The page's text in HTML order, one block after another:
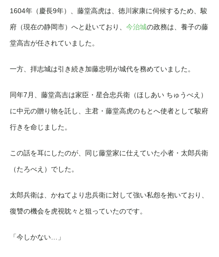
1604年（慶長9年）、藤堂高虎は、徳川家康に伺候するため、駿
府（現在の静岡市）へと赴いており、 今治城の政務は、養子の藤
堂高吉が任されていました。
一方、拝志城は引き続き加藤忠明が城代を務めていました。
同年7月、藤堂高吉は家臣・星合忠兵衛（ほしあい ちゅうべえ）
に中元の贈り物を託し、主君・藤堂高虎のもとへ使者として駿府
行きを命じました。
この話を耳にしたのが、同じ藤堂家に仕えていた小者・太郎兵衛
（たろべえ）でした。
太郎兵衛は、かねてより忠兵衛に対して強い私怨を抱いており、
復讐の機会を虎視眈々と狙っていたのです。
「今しかない…」